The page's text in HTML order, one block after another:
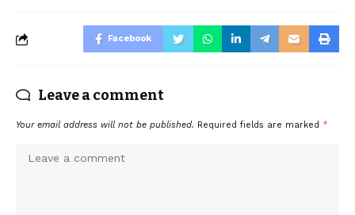
Facebook
Leave a comment
Your email address will not be published. Required fields are marked *